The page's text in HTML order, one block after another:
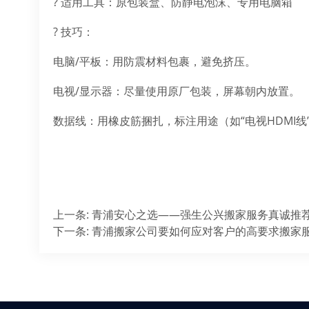
? 技巧：
电脑/平板：用防震材料包裹，避免挤压。
电视/显示器：尽量使用原厂包装，屏幕朝内放置。
数据线：用橡皮筋捆扎，标注用途（如“电视HDMI线”
上一条: 青浦安心之选——强生公兴搬家服务真诚推
下一条: 青浦搬家公司要如何应对客户的高要求搬家